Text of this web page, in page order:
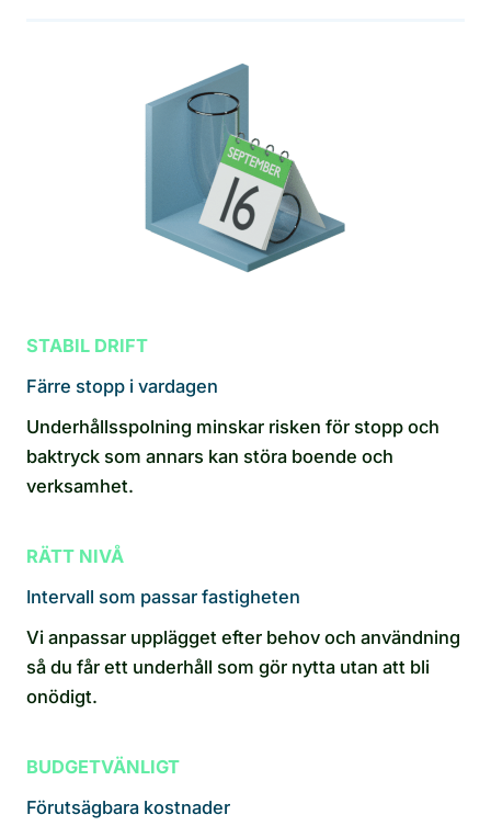
STABIL DRIFT
Färre stopp i vardagen
Underhållsspolning minskar risken för stopp och
baktryck som annars kan störa boende och
verksamhet.
RÄTT NIVÅ
Intervall som passar fastigheten
Vi anpassar upplägget efter behov och användning
så du får ett underhåll som gör nytta utan att bli
onödigt.
BUDGETVÄNLIGT
Förutsägbara kostnader